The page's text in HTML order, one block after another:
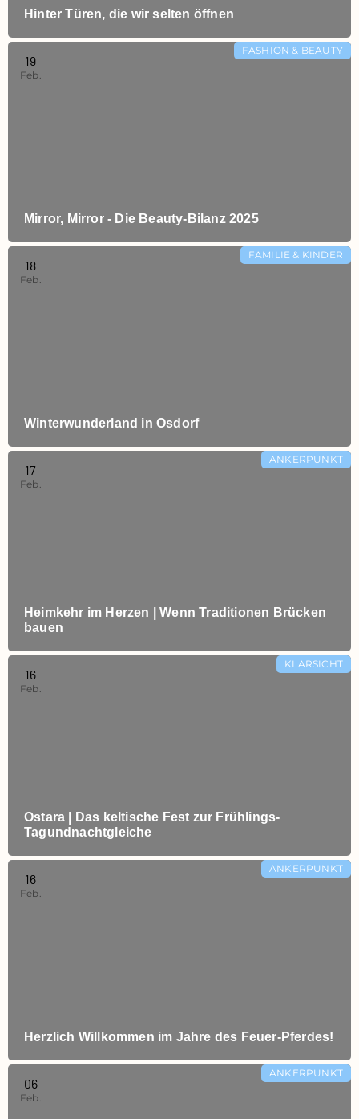
Hinter Türen, die wir selten öffnen
Mirror, Mirror - Die Beauty-Bilanz 2025
FASHION & BEAUTY
19
Feb.
Winterwunderland in Osdorf
FAMILIE & KINDER
18
Feb.
Heimkehr im Herzen | Wenn Traditionen Brücken
bauen
ANKERPUNKT
17
Feb.
Ostara | Das keltische Fest zur Frühlings-
Tagundnachtgleiche
KLARSICHT
16
Feb.
Herzlich Willkommen im Jahre des Feuer‑Pferdes!
ANKERPUNKT
16
Feb.
ANKERPUNKT
06
Feb.